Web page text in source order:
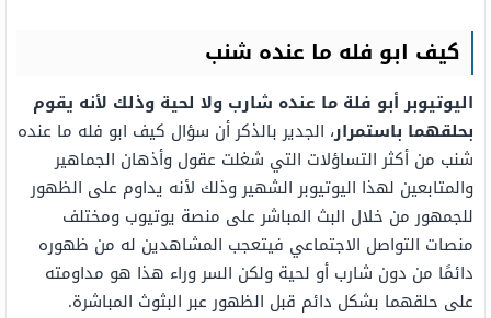
كيف ابو فله ما عنده شنب
اليوتيوبر أبو فلة ما عنده شارب ولا لحية وذلك لأنه يقوم
بحلقهما باستمرار، الجدير بالذكر أن سؤال كيف ابو فله ما عنده
شنب من أكثر التساؤلات التي شغلت عقول وأذهان الجماهير
والمتابعين لهذا اليوتيوبر الشهير وذلك لأنه يداوم على الظهور
للجمهور من خلال البث المباشر على منصة يوتيوب ومختلف
منصات التواصل الاجتماعي فيتعجب المشاهدين له من ظهوره
دائمًا من دون شارب أو لحية ولكن السر وراء هذا هو مداومته
على حلقهما بشكل دائم قبل الظهور عبر البثوث المباشرة.